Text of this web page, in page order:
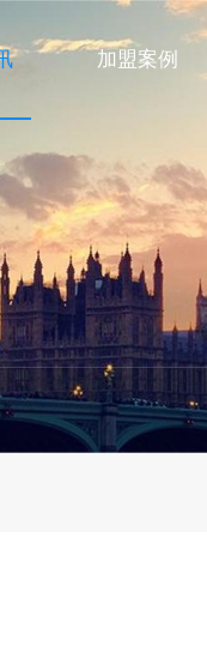
加盟案例